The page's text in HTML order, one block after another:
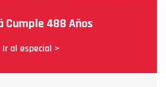
Cumple 488 Años
Ir al especial >